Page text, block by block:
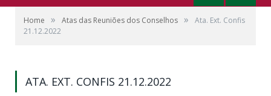
Home » Atas das Reuniões dos Conselhos »
Ata. Ext. Confis
21.12.2022
ATA. EXT. CONFIS 21.12.2022